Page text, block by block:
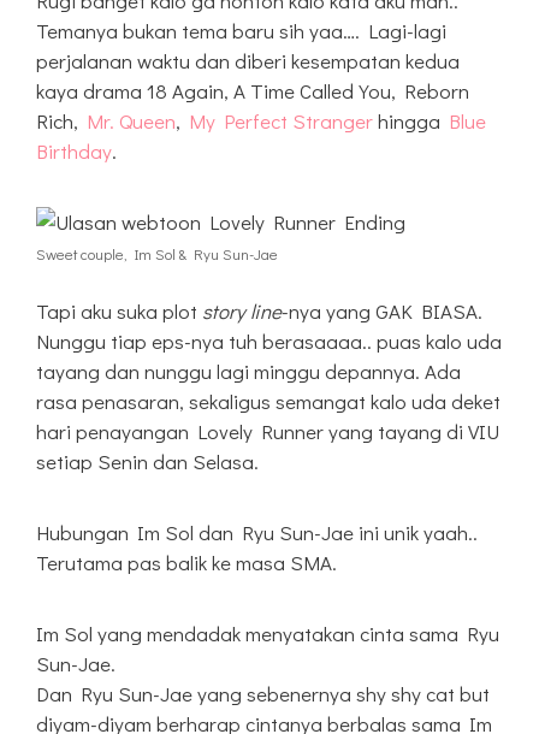
Temanya bukan tema baru sih yaa…. Lagi-lagi
perjalanan waktu dan diberi kesempatan kedua
kaya drama 18 Again, A Time Called You, Reborn
Rich, Mr. Queen, My Perfect Strangerhingga Blue
Birthday.
Sweet couple, Im Sol & Ryu Sun-Jae
Tapi aku suka plot story line-nya yang GAK BIASA.
Nunggu tiap eps-nya tuh berasaaaa.. puas kalo uda
tayang dan nunggu lagi minggu depannya. Ada
rasa penasaran, sekaligus semangat kalo uda deket
hari penayangan Lovely Runner yang tayang di VIU
setiap Senin dan Selasa.
Hubungan Im Sol dan Ryu Sun-Jae ini unik yaah..
Terutama pas balik ke masa SMA.
Im Sol yang mendadak menyatakan cinta sama Ryu
Sun-Jae.
Dan Ryu Sun-Jae yang sebenernya shy shy cat but
diyam-diyam berharap cintanya berbalas sama Im